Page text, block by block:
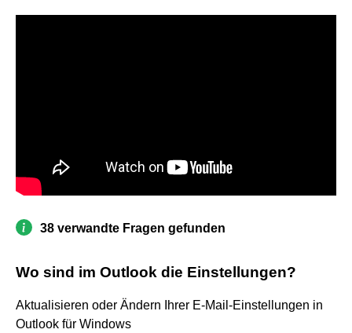
38 verwandte Fragen gefunden
Wo sind im Outlook die Einstellungen?
Aktualisieren oder Ändern Ihrer E-Mail-Einstellungen in
Outlook für Windows